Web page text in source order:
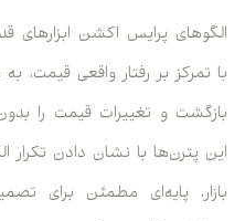
الگوهای پرایس اکشن ابزارهای
با تمرکز بر رفتار واقعی قیمت،
بازگشت و تغییرات قیمت را
این پترن‌ها با نشان دادن تکرار
بازار، پایه‌ای مطمئن برای